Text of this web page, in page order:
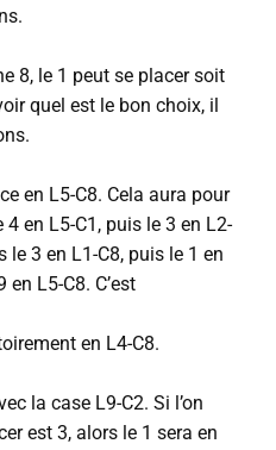
8, le 1 peut se placer soit
quel est le bon choix, il
en L5-C8. Cela aura pour
en L5-C1, puis le 3 en L2-
le 3 en L1-C8, puis le 1 en
L5-C8. C’est
en L4-C8.
la case L9-C2. Si l’on
est 3, alors le 1 sera en